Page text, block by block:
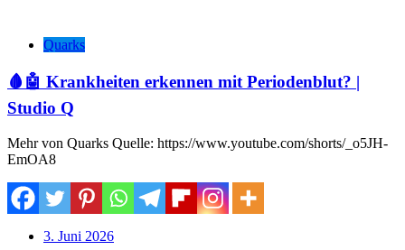
Quarks
🩸🤖 Krankheiten erkennen mit Periodenblut? |
Studio Q
Mehr von Quarks Quelle: https://www.youtube.com/shorts/_o5JH-
EmOA8
3. Juni 2026